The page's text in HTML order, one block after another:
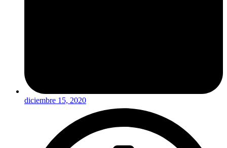
diciembre 15, 2020